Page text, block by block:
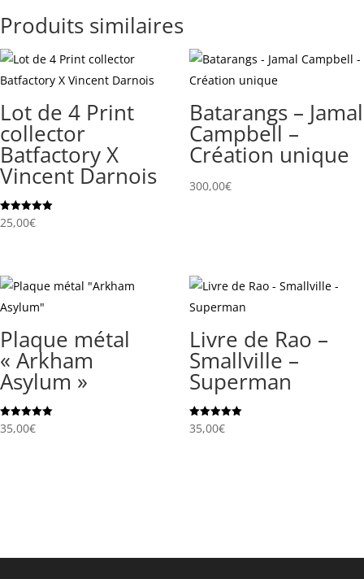
Produits similaires
Lot de 4 Print
collector
Batfactory X
Vincent Darnois
Note
5.00
25,00€
Batarangs – Jamal
Campbell –
Création unique
300,00€
Plaque métal
« Arkham
Asylum »
Note
5.00
35,00€
Livre de Rao –
Smallville –
Superman
Note
5.00
35,00€